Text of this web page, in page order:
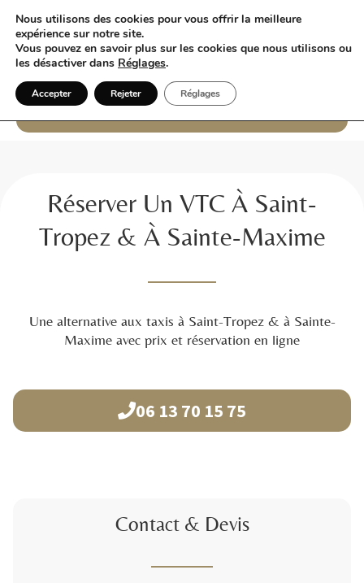
Réserver Un VTC À Saint-
Tropez & À Sainte-Maxime
Une alternative aux taxis à Saint-Tropez & à Sainte-
Maxime avec prix et réservation en ligne
06 13 70 15 75
Contact & Devis
Nous utilisons des cookies pour vous offrir la meilleure
expérience sur notre site.
Vous pouvez en savoir plus sur les cookies que nous utilisons ou
les désactiver dans Réglages.
Accepter Rejeter Réglages